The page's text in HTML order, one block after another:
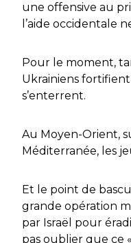
une offensive au
l’aide occidentale
Pour le moment,
Ukrainiens
s’enterrent.
Au Moyen-Orient,
Méditerranée, les
Et le point de
grande opération
par Israël pour
pas oublier que ce